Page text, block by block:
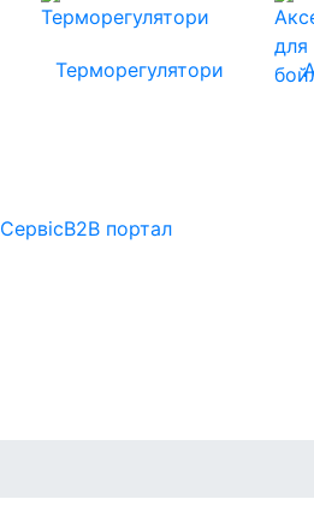
Терморегулятори
СервісB2B портал